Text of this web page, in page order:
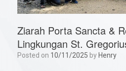
Ziarah Porta Sancta &
Lingkungan St.
Posted on 10/11/2025 byHenry